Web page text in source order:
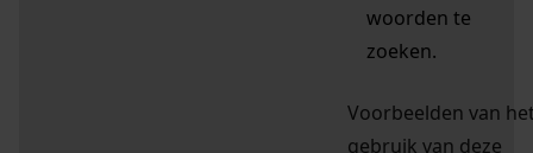
woorden te
zoeken.
Voorbeelden van
gebruik van deze